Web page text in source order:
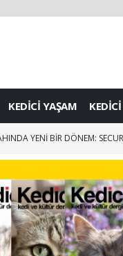
KEDİCİ YAŞAM
YENİ BİR DÖNEM: